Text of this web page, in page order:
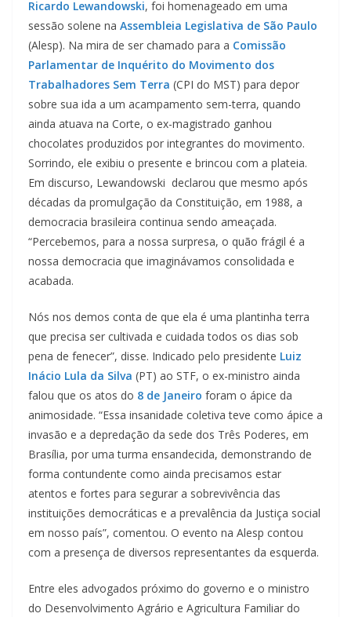
Ricardo Lewandowski, foi homenageado em uma
sessão solene na Assembleia Legislativa de São Paulo
(Alesp). Na mira de ser chamado para a Comissão
Parlamentar de Inquérito do Movimento dos
Trabalhadores Sem Terra (CPI do MST) para depor
sobre sua ida a um acampamento sem-terra, quando
ainda atuava na Corte, o ex-magistrado ganhou
chocolates produzidos por integrantes do movimento.
Sorrindo, ele exibiu o presente e brincou com a plateia.
Em discurso, Lewandowski declarou que mesmo após
décadas da promulgação da Constituição, em 1988, a
democracia brasileira continua sendo ameaçada.
“Percebemos, para a nossa surpresa, o quão frágil é a
nossa democracia que imaginávamos consolidada e
acabada.
Nós nos demos conta de que ela é uma plantinha terra
que precisa ser cultivada e cuidada todos os dias sob
pena de fenecer”, disse. Indicado pelo presidente Luiz
Inácio Lula da Silva (PT) ao STF, o ex-ministro ainda
falou que os atos do 8 de Janeiro foram o ápice da
animosidade. “Essa insanidade coletiva teve como ápice a
invasão e a depredação da sede dos Três Poderes, em
Brasília, por uma turma ensandecida, demonstrando de
forma contundente como ainda precisamos estar
atentos e fortes para segurar a sobrevivência das
instituições democráticas e a prevalência da Justiça social
em nosso país”, comentou. O evento na Alesp contou
com a presença de diversos representantes da esquerda.
Entre eles advogados próximo do governo e o ministro
do Desenvolvimento Agrário e Agricultura Familiar do